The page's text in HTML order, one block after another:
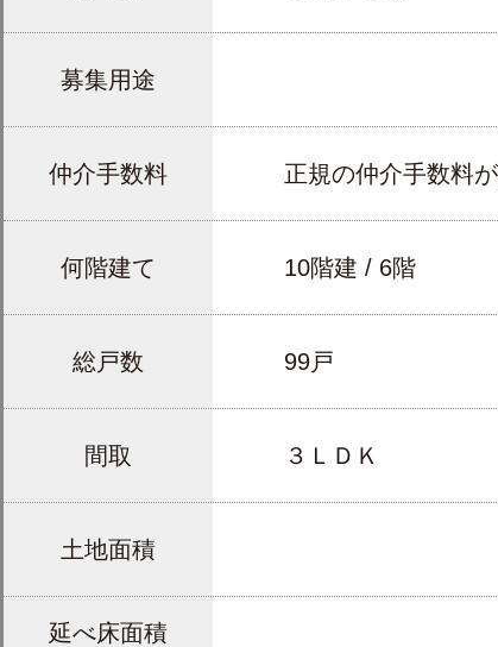
募集用途
仲介手数料 正規の仲介手数料
何階建て 10階建 / 6階
総戸数 99戸
間取 ３ＬＤＫ
土地面積
延べ床面積